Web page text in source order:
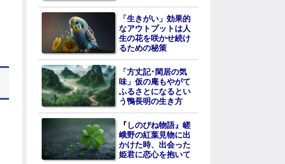
「生きがい」効果的
なアウトプットは人
生の花を咲かせ続け
るための秘策
「方丈記･閑居の気
味」仮の庵もやがて
ふるさとになるとい
う鴨長明の生き方
『しのびね物語』嵯
峨野の紅葉見物に出
かけた時、出会った
姫君に恋心を抱いて